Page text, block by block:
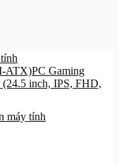
máy tính
PC Gaming